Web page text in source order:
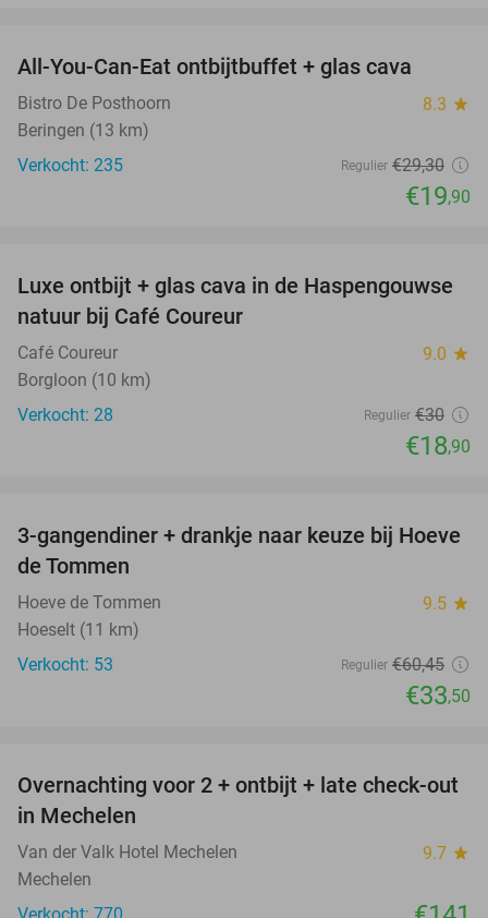
All-You-Can-Eat ontbijtbuffet + glas cava
Bistro De Posthoorn 8.3 star
Beringen (13 km)
Verkocht: 235
Regulier €29,30
€19,90
37%
Luxe ontbijt + glas cava in de Haspengouwse
natuur bij Café Coureur
Café Coureur 9.0 star
Borgloon (10 km)
Verkocht: 28
Regulier €30
€18,90
45%
3-gangendiner + drankje naar keuze bij Hoeve
de Tommen
Hoeve de Tommen 9.5 star
Hoeselt (11 km)
Verkocht: 53
Regulier €60,45
€33,50
Overnachting voor 2 + ontbijt + late check-out
in Mechelen
Van der Valk Hotel Mechelen 9.7 star
Mechelen